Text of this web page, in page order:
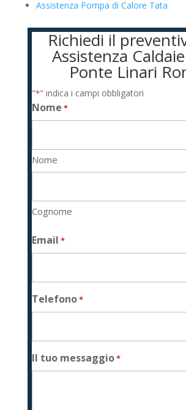
Assistenza Pompa di Calore Tata
Richiedi il
Assistenza
Ponte Linari
"*" indica i campi obbligatori
Nome *
Nome
Cognome
Email *
Telefono*
Il tuo messaggio*